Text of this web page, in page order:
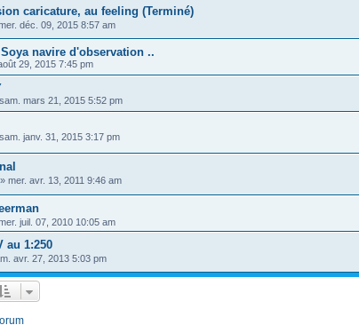
caricature, au feeling (Terminé)
déc. 09, 2015 8:57 am
navire d'observation ..
29, 2015 7:45 pm
sam. mars 21, 2015 5:52 pm
sam. janv. 31, 2015 3:17 pm
» mer. avr. 13, 2011 9:46 am
juil. 07, 2010 10:05 am
au 1:250
avr. 27, 2013 5:03 pm